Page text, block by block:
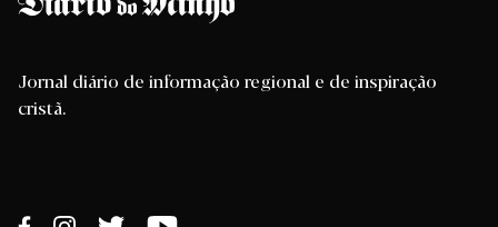
Jornal diário de informação regional e de inspiração
cristã.